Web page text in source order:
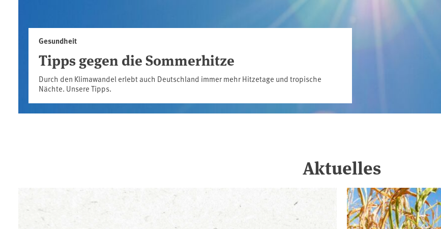
Aktuelles
Gesundheit
Tipps gegen die Sommerhitze
Durch den Klimawandel erlebt auch Deutschland immer mehr Hitzetage und tropische
Nächte. Unsere Tipps.